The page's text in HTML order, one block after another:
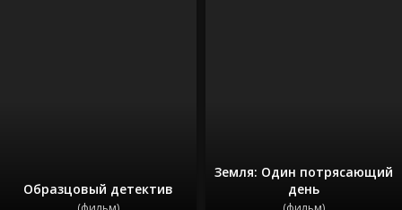
Образцовый детектив
Земля: Один потрясающий
день